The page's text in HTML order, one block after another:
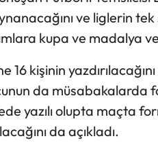
ve liglerin
kupa ve madalya
16 kişinin
da müsabakalarda
yazılı olupta maçta
da açıkladı.